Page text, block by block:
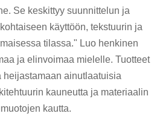
Se keskittyy suunnittelun ja
käyttöön, tekstuurin ja
tilassa." Luo henkinen
ja elinvoimaa mielelle. Tuotteet
ainutlaatuisia
kauneutta ja materiaalin
kautta.